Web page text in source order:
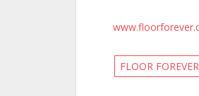
FLOOR FOREVER